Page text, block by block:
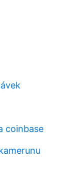
coinbase